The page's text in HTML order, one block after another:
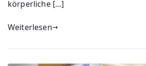
körperliche […]
Weiterlesen